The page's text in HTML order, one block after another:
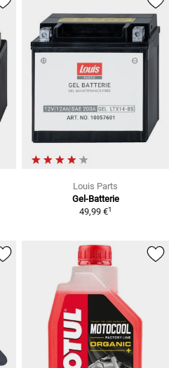
Louis Parts
Gel-Batterie
49,99 €1